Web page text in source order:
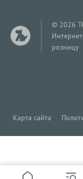
© 2026
розницу
Карта сайта